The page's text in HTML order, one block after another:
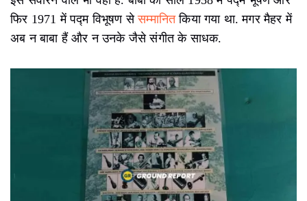
फिर 1971 में पद्म विभूषण सेसम्मानितकिया गया था. मगर मैहर में
अब न बाबा हैं और न उनके जैसे संगीत के साधक.